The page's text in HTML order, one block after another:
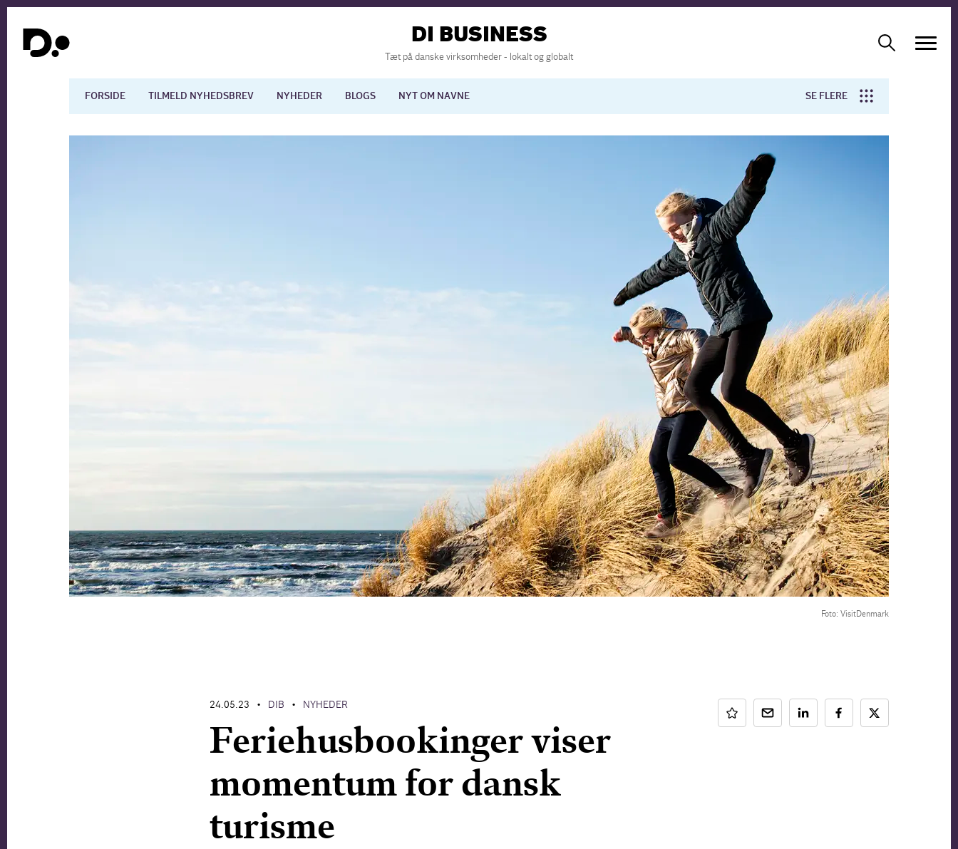
DI BUSINESS
Tæt på danske virksomheder - lokalt og globalt
FORSIDE TILMELD NYHEDSBREV NYHEDER BLOGS NYT OM NAVNE SE FLERE
Arbejdsmiljø
Forskning
Foto: VisitDenmark
24.05.23 • DIB • NYHEDER
Feriehusbookinger viser
momentum for dansk
turisme